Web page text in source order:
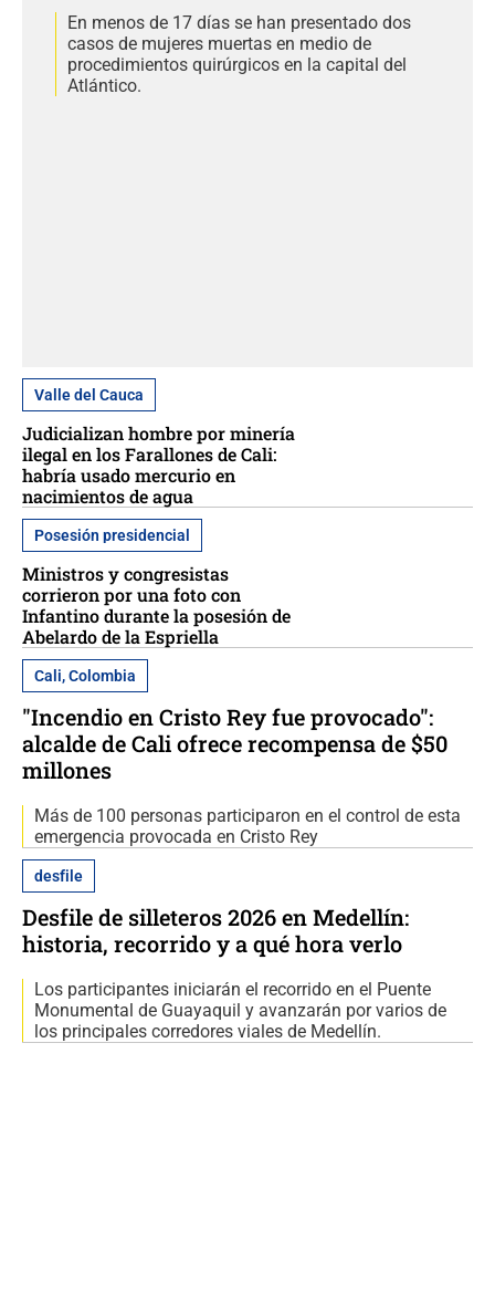
En menos de 17 días se han presentado dos
casos de mujeres muertas en medio de
procedimientos quirúrgicos en la capital del
Atlántico.
Valle del Cauca
Judicializan hombre por minería
ilegal en los Farallones de Cali:
habría usado mercurio en
nacimientos de agua
Posesión presidencial
Ministros y congresistas
corrieron por una foto con
Infantino durante la posesión de
Abelardo de la Espriella
Cali, Colombia
"Incendio en Cristo Rey fue provocado":
alcalde de Cali ofrece recompensa de $50
millones
Más de 100 personas participaron en el control de esta
emergencia provocada en Cristo Rey
desfile
Desfile de silleteros 2026 en Medellín:
historia, recorrido y a qué hora verlo
Los participantes iniciarán el recorrido en el Puente
Monumental de Guayaquil y avanzarán por varios de
los principales corredores viales de Medellín.